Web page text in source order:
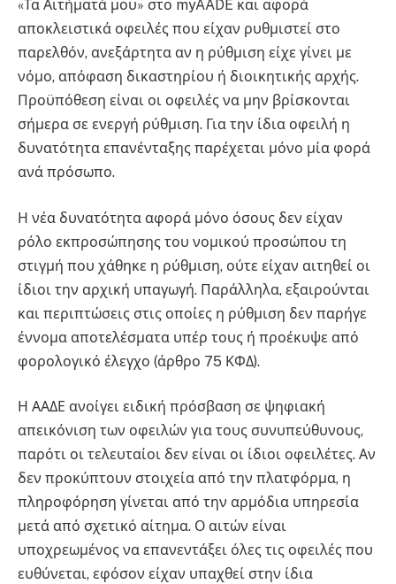
«Τα Αιτήματά μου» στο myAADE και αφορά
αποκλειστικά οφειλές που είχαν ρυθμιστεί στο
παρελθόν, ανεξάρτητα αν η ρύθμιση είχε γίνει με
νόμο, απόφαση δικαστηρίου ή διοικητικής αρχής.
Προϋπόθεση είναι οι οφειλές να μην βρίσκονται
σήμερα σε ενεργή ρύθμιση. Για την ίδια οφειλή η
δυνατότητα επανένταξης παρέχεται μόνο μία φορά
ανά πρόσωπο.
Η νέα δυνατότητα αφορά μόνο όσους δεν είχαν
ρόλο εκπροσώπησης του νομικού προσώπου τη
στιγμή που χάθηκε η ρύθμιση, ούτε είχαν αιτηθεί οι
ίδιοι την αρχική υπαγωγή. Παράλληλα, εξαιρούνται
και περιπτώσεις στις οποίες η ρύθμιση δεν παρήγε
έννομα αποτελέσματα υπέρ τους ή προέκυψε από
φορολογικό έλεγχο (άρθρο 75 ΚΦΔ).
Η ΑΑΔΕ ανοίγει ειδική πρόσβαση σε ψηφιακή
απεικόνιση των οφειλών για τους συνυπεύθυνους,
παρότι οι τελευταίοι δεν είναι οι ίδιοι οφειλέτες. Αν
δεν προκύπτουν στοιχεία από την πλατφόρμα, η
πληροφόρηση γίνεται από την αρμόδια υπηρεσία
μετά από σχετικό αίτημα. Ο αιτών είναι
υποχρεωμένος να επανεντάξει όλες τις οφειλές που
ευθύνεται, εφόσον είχαν υπαχθεί στην ίδια